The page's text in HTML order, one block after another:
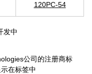
120PC-54
发中
公司的注册商标
在标签中